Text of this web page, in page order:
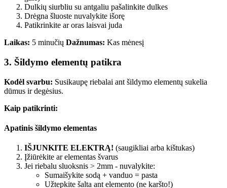
Dulkių siurbliu su antgaliu pašalinkite dulkes
Drėgna šluoste nuvalykite išorę
Patikrinkite ar oras laisvai juda
Laikas: 5 minučių Dažnumas: Kas mėnesį
3. Šildymo elementų patikra
Kodėl svarbu: Susikaupę riebalai ant šildymo elementų sukelia
dūmus ir degėsius.
Kaip patikrinti:
Apatinis šildymo elementas
IŠJUNKITE ELEKTRĄ! (saugikliai arba kištukas)
Įžiūrėkite ar elementas švarus
Jei riebalu sluoksnis > 2mm - nuvalykite:
Sumaišykite sodą + vanduo = pasta
Užtepkite šalta ant elemento (ne karšto!)